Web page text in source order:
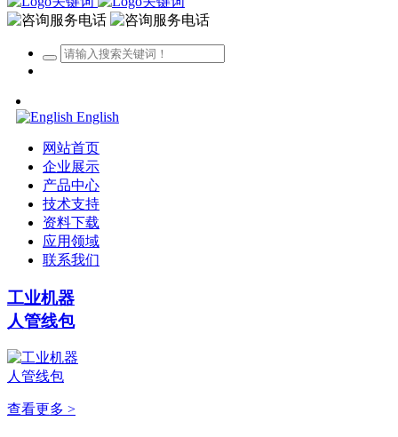
English
网站首页
企业展示
产品中心
技术支持
资料下载
应用领域
联系我们
工业机器
人管线包
查看更多 >